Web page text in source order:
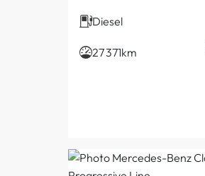
Diesel
27 371km